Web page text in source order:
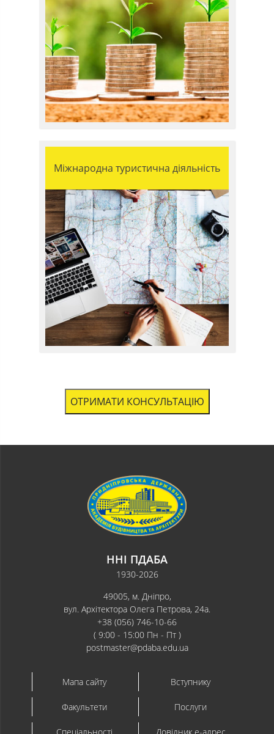
Міжнародна туристична діяльність
ОТРИМАТИ КОНСУЛЬТАЦІЮ
ННІ ПДАБА
1930-2026
49005, м. Дніпро,
вул. Архітектора Олега Петрова, 24а.
+38 (056) 746-10-66
( 9:00 - 15:00 Пн - Пт )
postmaster@pdaba.edu.ua
Мапа сайту Вступнику
Факультети Послуги